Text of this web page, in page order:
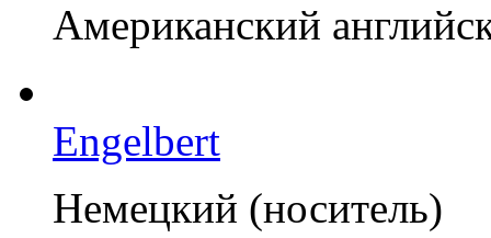
Американский
Engelbert
Немецкий (носитель)